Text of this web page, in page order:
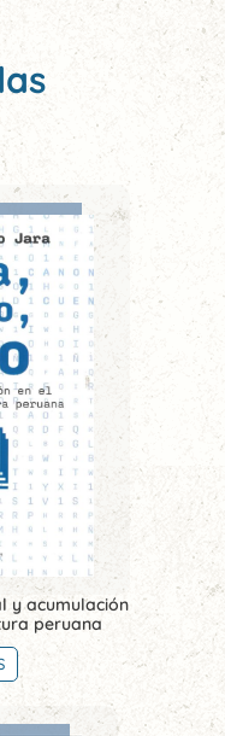
y acumulación
peruana